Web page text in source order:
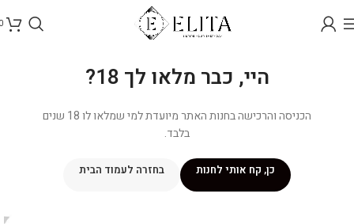
היי, כבר מלאו לך 18?
הכניסה והרכישה בחנות האתר מיועדת למי שמלאו לו 18 שנים
בלבד.
כן, קח אותי לחנות בחזרה לעמוד הבית